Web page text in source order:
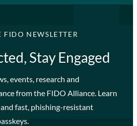
FIDO NEWSLETTER
Stay Engaged
events, research and
from the FIDO Alliance. Learn
fast, phishing-resistant